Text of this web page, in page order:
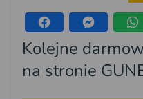
Kolejne
na stronie